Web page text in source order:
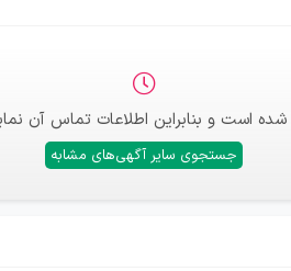
است و بنابراین اطلاعات تماس آن
جستجوی سایر آگهی‌های مشابه